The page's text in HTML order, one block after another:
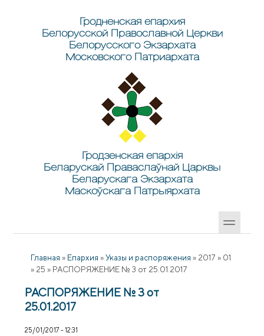
Гродненская епархия
Белорусской Православной Церкви
Белорусского Экзархата
Московского Патриархата
Гродзенская епархія
Беларускай Праваслаўнай Царквы
Беларускага Экзархата
Маскоўскага Патрыярхата
Главная » Епархия » Указы и распоряжения » 2017 » 01
» 25 » РАСПОРЯЖЕНИЕ № 3 от 25.01.2017
РАСПОРЯЖЕНИЕ № 3 от
25.01.2017
25/01/2017 - 12:31